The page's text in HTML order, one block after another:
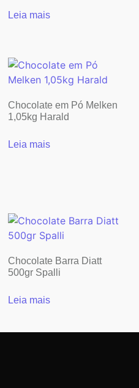
Leia mais
Chocolate em Pó Melken
1,05kg Harald
Leia mais
Chocolate Barra Diatt
500gr Spalli
Leia mais